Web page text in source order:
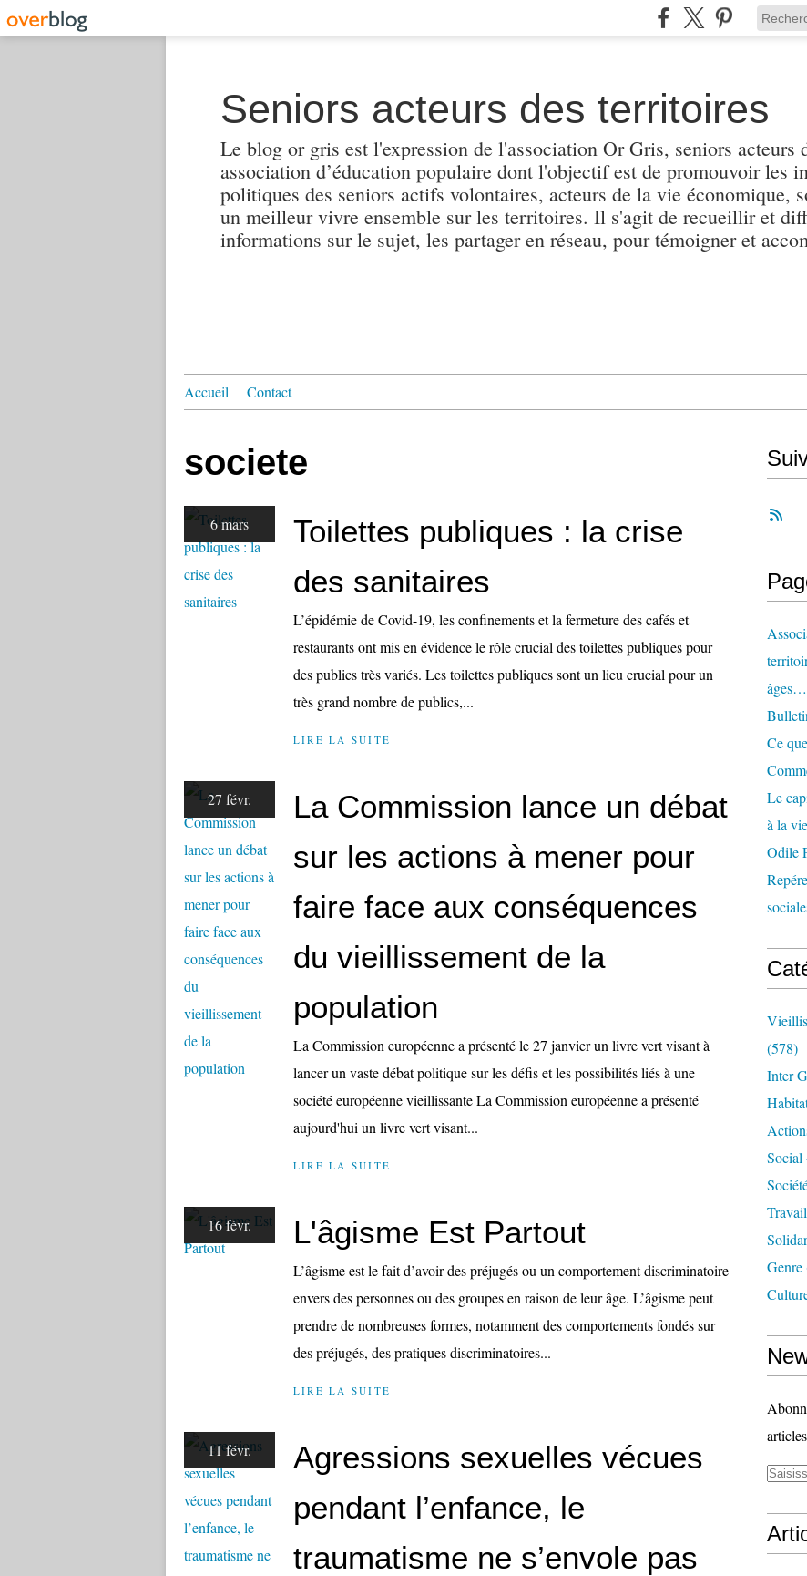
Seniors acteurs des territoires
Le blog or gris est l'expression de l'association Or Gris, seniors acteurs
association d’éducation populaire dont l'objectif est de promouvoir les
politiques des seniors actifs volontaires, acteurs de la vie économique,
un meilleur vivre ensemble sur les territoires. Il s'agit de recueillir et
informations sur le sujet, les partager en réseau, pour témoigner et
Accueil Contact
societe
6 mars
Toilettes publiques : la crise
des sanitaires
L’épidémie de Covid-19, les confinements et la fermeture des cafés et
restaurants ont mis en évidence le rôle crucial des toilettes publiques pour
des publics très variés. Les toilettes publiques sont un lieu crucial pour un
très grand nombre de publics,...
LIRE LA SUITE
27 févr.
La Commission lance un débat
sur les actions à mener pour
faire face aux conséquences
du vieillissement de la
population
La Commission européenne a présenté le 27 janvier un livre vert visant à
lancer un vaste débat politique sur les défis et les possibilités liés à une
société européenne vieillissante La Commission européenne a présenté
aujourd'hui un livre vert visant...
LIRE LA SUITE
16 févr. L'âgisme Est Partout
L’âgisme est le fait d’avoir des préjugés ou un comportement discriminatoire
envers des personnes ou des groupes en raison de leur âge. L’âgisme peut
prendre de nombreuses formes, notamment des comportements fondés sur
des préjugés, des pratiques discriminatoires...
LIRE LA SUITE
11 févr.
Agressions sexuelles vécues
pendant l’enfance, le
traumatisme ne s’envole pas
Ce
Le
à la
Odile
(578)
Inter
Social
Genre